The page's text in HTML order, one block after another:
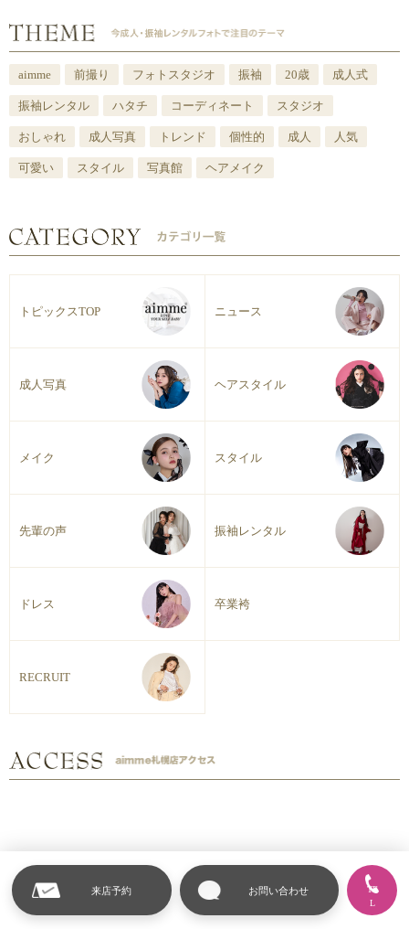
aimme 前撮り フォトスタジオ 振袖 20歳 成人式
振袖レンタル ハタチ コーディネート スタジオ
おしゃれ 成人写真 トレンド 個性的 成人 人気
可愛い スタイル 写真館 ヘアメイク
トピックスTOP ニュース
成人写真 ヘアスタイル
メイク スタイル
先輩の声 振袖レンタル
ドレス 卒業袴
RECRUIT
来店予約 お問い合わせ
TE
L